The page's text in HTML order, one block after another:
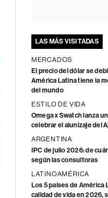
LAS MÁS VISITADAS
MERCADOS
El precio del dólar se
América Latina tiene la
del mundo
ESTILO DE VIDA
Omega x Swatch lanza
celebrar el alunizaje del
ARGENTINA
IPC de julio 2026: de
según las consultoras
LATINOAMÉRICA
Los 5 países de América
calidad de vida en 2026,